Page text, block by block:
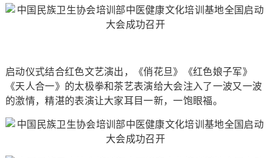
启动仪式结合红色文艺演出，《俏花旦》《红色娘子军》
《天人合一》的太极拳和茶艺表演给大会注入了一波又一波
的激情，精湛的表演让大家耳目一新，一饱眼福。